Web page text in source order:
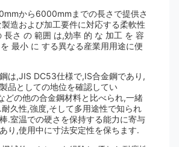
から6000mmまでの長さで提供さ
造および加工要件に対応する柔軟性
長さ の 範囲 は,効率 的 な 加工 を 容
最小 に する異なる産業用用途に便
は,JIS DC53仕様で,IS合金鋼であり,
品としての地位を確認してい
どの他の合金鋼材料と比べられ,一緒
久性,強度,そして多用途性で知られ
.室温での硬さを保持する能力に寄与
り,使用中に寸法安定性を保ちます.